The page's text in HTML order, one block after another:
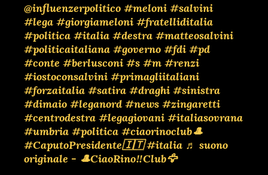
@influenzerpolitico #meloni #salvini
#lega #giorgiameloni #fratelliditalia
#politica #italia #destra #matteosalvini
#politicaitaliana #governo #fdi #pd
#conte #berlusconi #s #m #renzi
#iostoconsalvini #primagliitaliani
#forzaitalia #satira #draghi #sinistra
#dimaio #leganord #news #zingaretti
#centrodestra #legagiovani #italiasovrana
#umbria #politica #ciaorinoclub🎩
#CaputoPresidente🇮🇹 #italia ♬ suono
originale - 🎩CiaoRino‼️Club🦅